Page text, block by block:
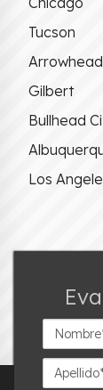
Tucson
Arrowhead
Gilbert
Bullhead
Los
Nombre*
Apellido*